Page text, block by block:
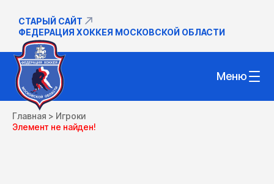
СТАРЫЙ САЙТ
ФЕДЕРАЦИЯ ХОККЕЯ МОСКОВСКОЙ ОБЛАСТИ
Меню
Главная > Игроки
Элемент не найден!